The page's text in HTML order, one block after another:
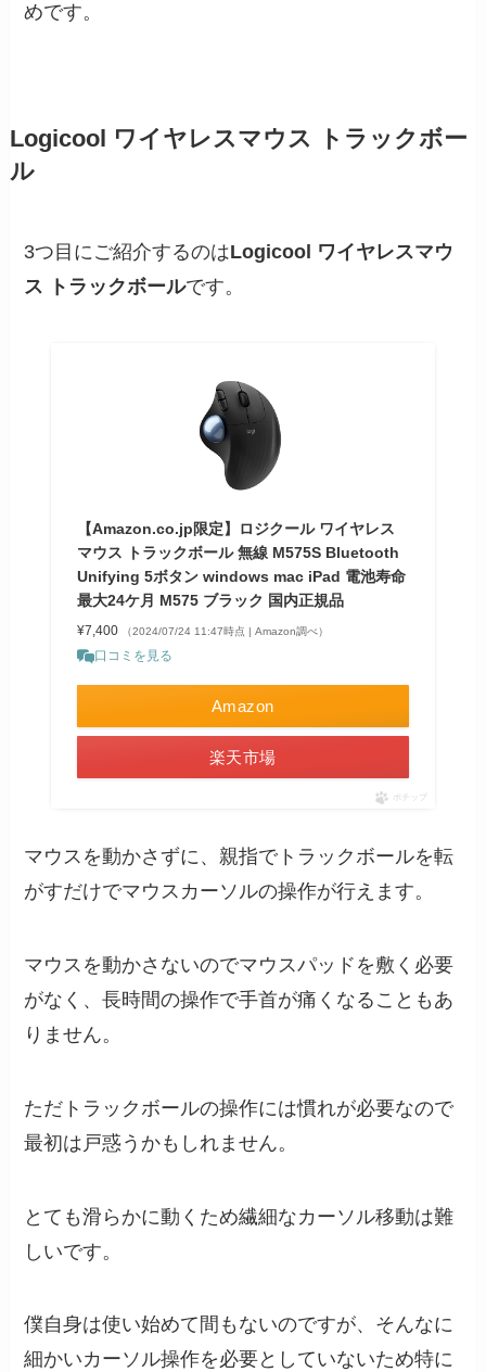
めです。
Logicool ワイヤレスマウス トラックボー
ル
3つ目にご紹介するのはLogicool ワイヤレスマウ
ス トラックボールです。
【Amazon.co.jp限定】ロジクール ワイヤレス
マウス トラックボール 無線 M575S Bluetooth
Unifying 5ボタン windows mac iPad 電池寿命
最大24ケ月 M575 ブラック 国内正規品
¥7,400 （2024/07/24 11:47時点 | Amazon調べ）
口コミを見る
Amazon
楽天市場
ポチップ
マウスを動かさずに、親指でトラックボールを転
がすだけでマウスカーソルの操作が行えます。
マウスを動かさないのでマウスパッドを敷く必要
がなく、長時間の操作で手首が痛くなることもあ
りません。
ただトラックボールの操作には慣れが必要なので
最初は戸惑うかもしれません。
とても滑らかに動くため繊細なカーソル移動は難
しいです。
僕自身は使い始めて間もないのですが、そんなに
細かいカーソル操作を必要としていないため特に